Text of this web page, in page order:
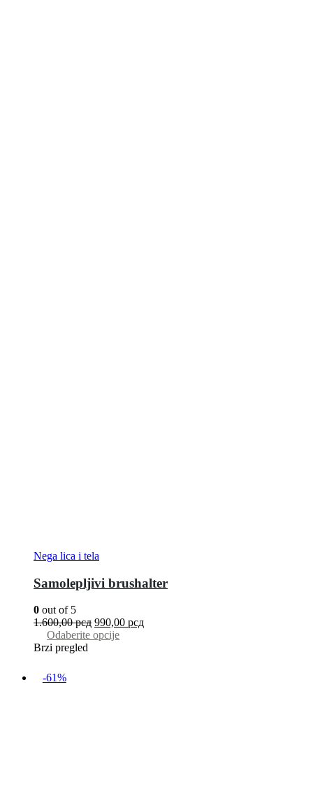
Nega lica i tela
Samolepljivi brushalter
0 out of 5
1.600,00рсд 990,00 рсд
Odaberite opcije
Brzi pregled
-61%